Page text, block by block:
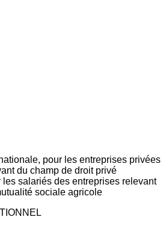
pour les entreprises privées
du champ de droit privé
salariés des entreprises relevant
sociale agricole